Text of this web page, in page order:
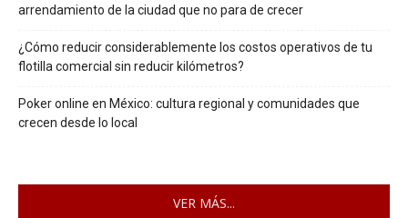
arrendamiento de la ciudad que no para de crecer
¿Cómo reducir considerablemente los costos operativos de tu
flotilla comercial sin reducir kilómetros?
Poker online en México: cultura regional y comunidades que
crecen desde lo local
VER MÁS...